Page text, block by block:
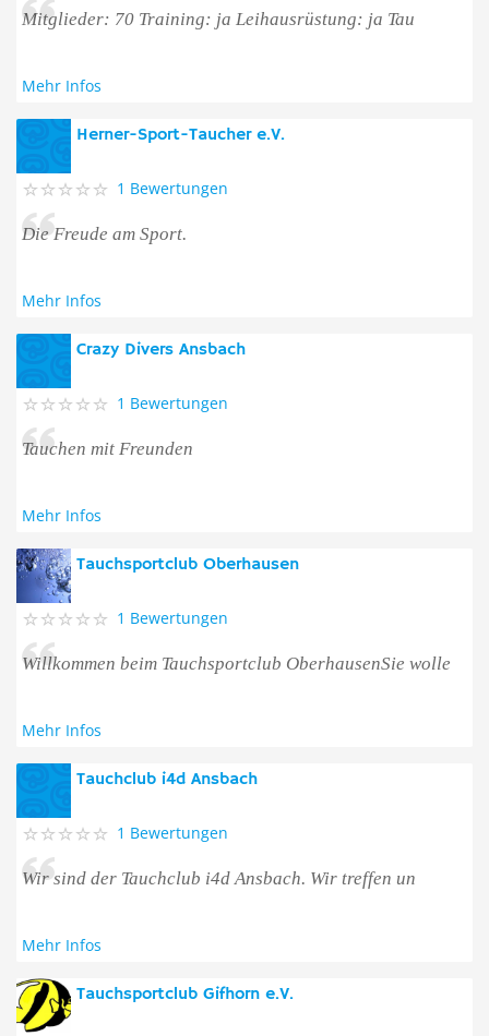
Mitglieder: 70 Training: ja Leihausrüstung: ja Tau
Mehr Infos
Herner-Sport-Taucher e.V.
1 Bewertungen
Die Freude am Sport.
Mehr Infos
Crazy Divers Ansbach
1 Bewertungen
Tauchen mit Freunden
Mehr Infos
Tauchsportclub Oberhausen
1 Bewertungen
Willkommen beim Tauchsportclub OberhausenSie wolle
Mehr Infos
Tauchclub i4d Ansbach
1 Bewertungen
Wir sind der Tauchclub i4d Ansbach. Wir treffen un
Mehr Infos
Tauchsportclub Gifhorn e.V.